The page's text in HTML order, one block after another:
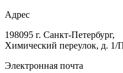
Адрес
198095 г. Санкт-Петербург,
Химический переулок, д. 1/
Электронная почта